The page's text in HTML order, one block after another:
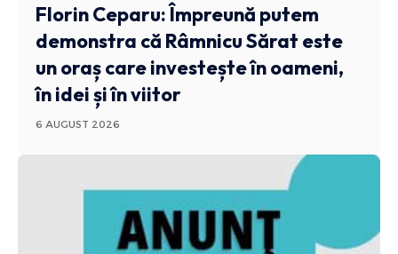
Florin Ceparu: Împreună putem
demonstra că Râmnicu Sărat este
un oraș care investește în oameni,
în idei și în viitor
6 AUGUST 2026